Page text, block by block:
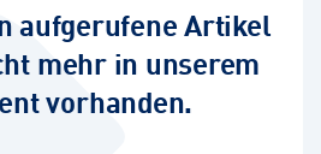
aufgerufene Artikel
mehr in unserem
vorhanden.